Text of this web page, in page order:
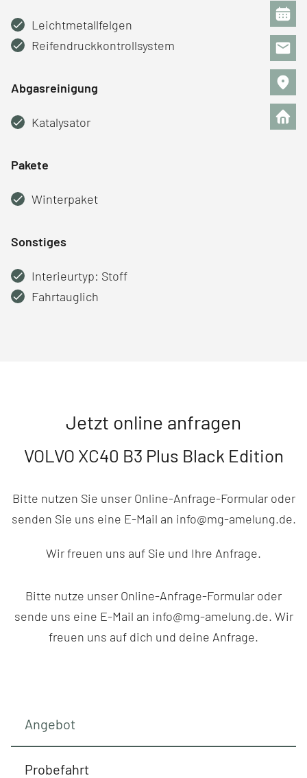
Leichtmetallfelgen
Reifendruckkontrollsystem
Abgasreinigung
Katalysator
Pakete
Winterpaket
Sonstiges
Interieurtyp: Stoff
Fahrtauglich
Jetzt online anfragen
VOLVO XC40 B3 Plus Black Edition
Bitte nutzen Sie unser Online-Anfrage-Formular oder
senden Sie uns eine E-Mail an info@mg-amelung.de.
Wir freuen uns auf Sie und Ihre Anfrage.
Bitte nutze unser Online-Anfrage-Formular oder
sende uns eine E-Mail an info@mg-amelung.de. Wir
freuen uns auf dich und deine Anfrage.
Angebot
Probefahrt